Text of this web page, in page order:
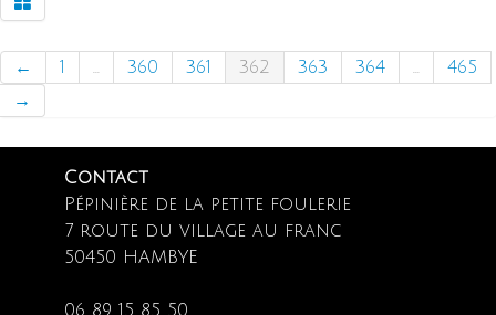
← 1 ... 360 361 362 363 364 ...
465
→
Contact
Pépinière de la petite foulerie
7 route du village au franc
50450 HAMBYE
06 89 15 85 50